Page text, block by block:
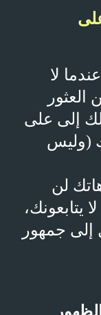
لا
إلى على
(وليس
لن
يتابعونك،
جمهور